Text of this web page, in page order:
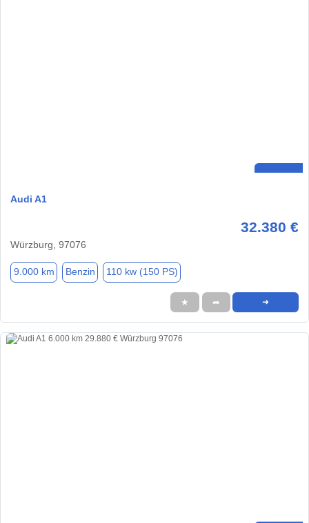
Audi A1
32.380 €
Würzburg, 97076
9.000 km Benzin 110 kw (150 PS)
★ ➦ ➜